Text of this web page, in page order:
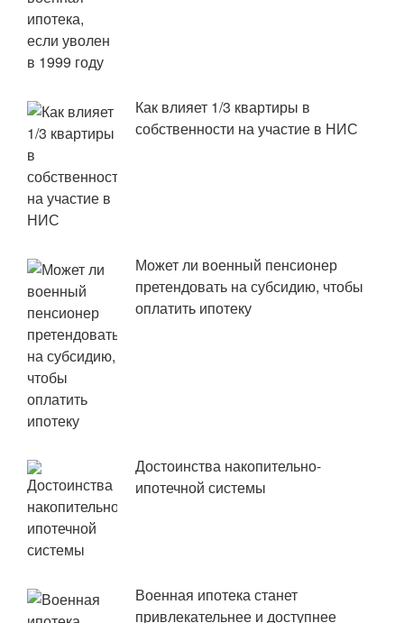
Как влияет 1/3 квартиры в
собственности на участие в НИС
Может ли военный пенсионер
претендовать на субсидию, чтобы
оплатить ипотеку
Достоинства накопительно-
ипотечной системы
Военная ипотека станет
привлекательнее и доступнее